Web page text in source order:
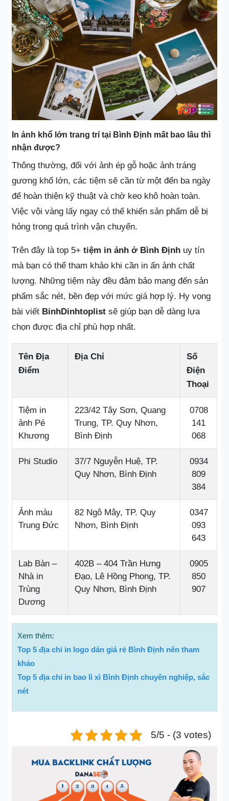
In ảnh khổ lớn trang trí tại Bình Định mất bao lâu thì
nhận được?
Thông thường, đối với ảnh ép gỗ hoặc ảnh tráng
gương khổ lớn, các tiệm sẽ cần từ một đến ba ngày
để hoàn thiện kỹ thuật và chờ keo khô hoàn toàn.
Việc vội vàng lấy ngay có thể khiến sản phẩm dễ bị
hỏng trong quá trình vận chuyển.
Trên đây là top 5+ tiệm in ảnh ở Bình Định uy tín
mà bạn có thể tham khảo khi cần in ấn ảnh chất
lượng. Những tiệm này đều đảm bảo mang đến sản
phẩm sắc nét, bền đẹp với mức giá hợp lý. Hy vọng
bài viết BinhDinhtoplist sẽ giúp bạn dễ dàng lựa
chọn được địa chỉ phù hợp nhất.
Tên Địa
Điểm
Địa Chỉ
Số
Điện
Thoại
Tiệm in
ảnh Pé
Khương
223/42 Tây Sơn, Quang
Trung, TP. Quy Nhơn,
Bình Định
0708
141
068
Phi Studio
37/7 Nguyễn Huệ, TP.
Quy Nhơn, Bình Định
0934
809
384
Ảnh màu
Trung Đức
82 Ngô Mây, TP. Quy
Nhơn, Bình Định
0347
093
643
Lab Bàn –
Nhà in
Trùng
Dương
402B – 404 Trần Hưng
Đạo, Lê Hồng Phong, TP.
Quy Nhơn, Bình Định
0905
850
907
Xem thêm:
Top 5 địa chỉ in logo dán giá rẻ Bình Định nên tham
khảo
Top 5 địa chỉ in bao lì xì Bình Định chuyên nghiệp, sắc
nét
5/5 - (3 votes)